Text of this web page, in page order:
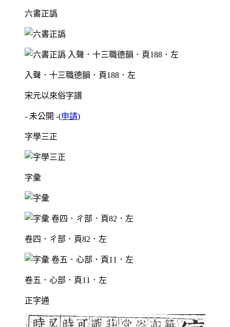
六書正譌
入聲．十三職德韻．頁188．左
宋元以來俗字譜
- 未公開 -(申請)
字學三正
字彙
卷四．ㄔ部．頁82．左
卷五．心部．頁11．左
正字通